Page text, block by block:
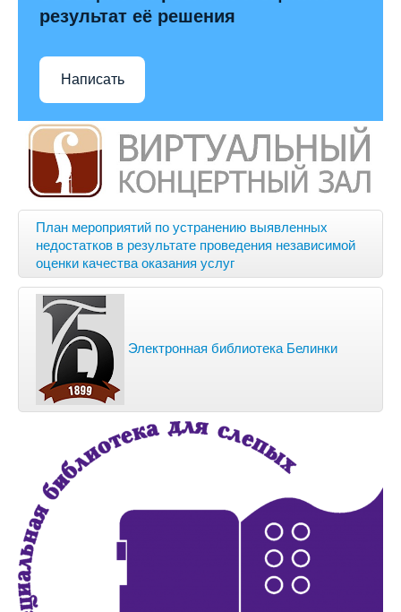
результат её решения
Написать
План мероприятий по устранению выявленных
недостатков в результате проведения независимой
оценки качества оказания услуг
Электронная библиотека Белинки